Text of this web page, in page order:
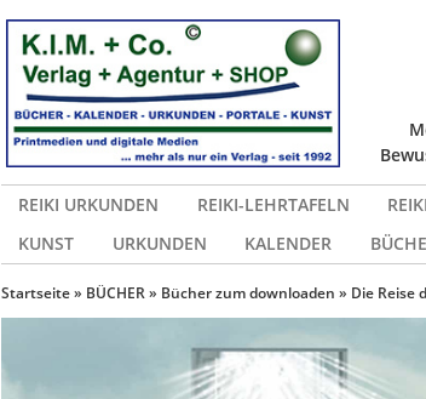
REIKI URKUNDEN REIKI-LEHRTAFELN
KUNST
URKUNDEN KALENDER
Startseite» BÜCHER» Bücher zum downloaden » Die Reise